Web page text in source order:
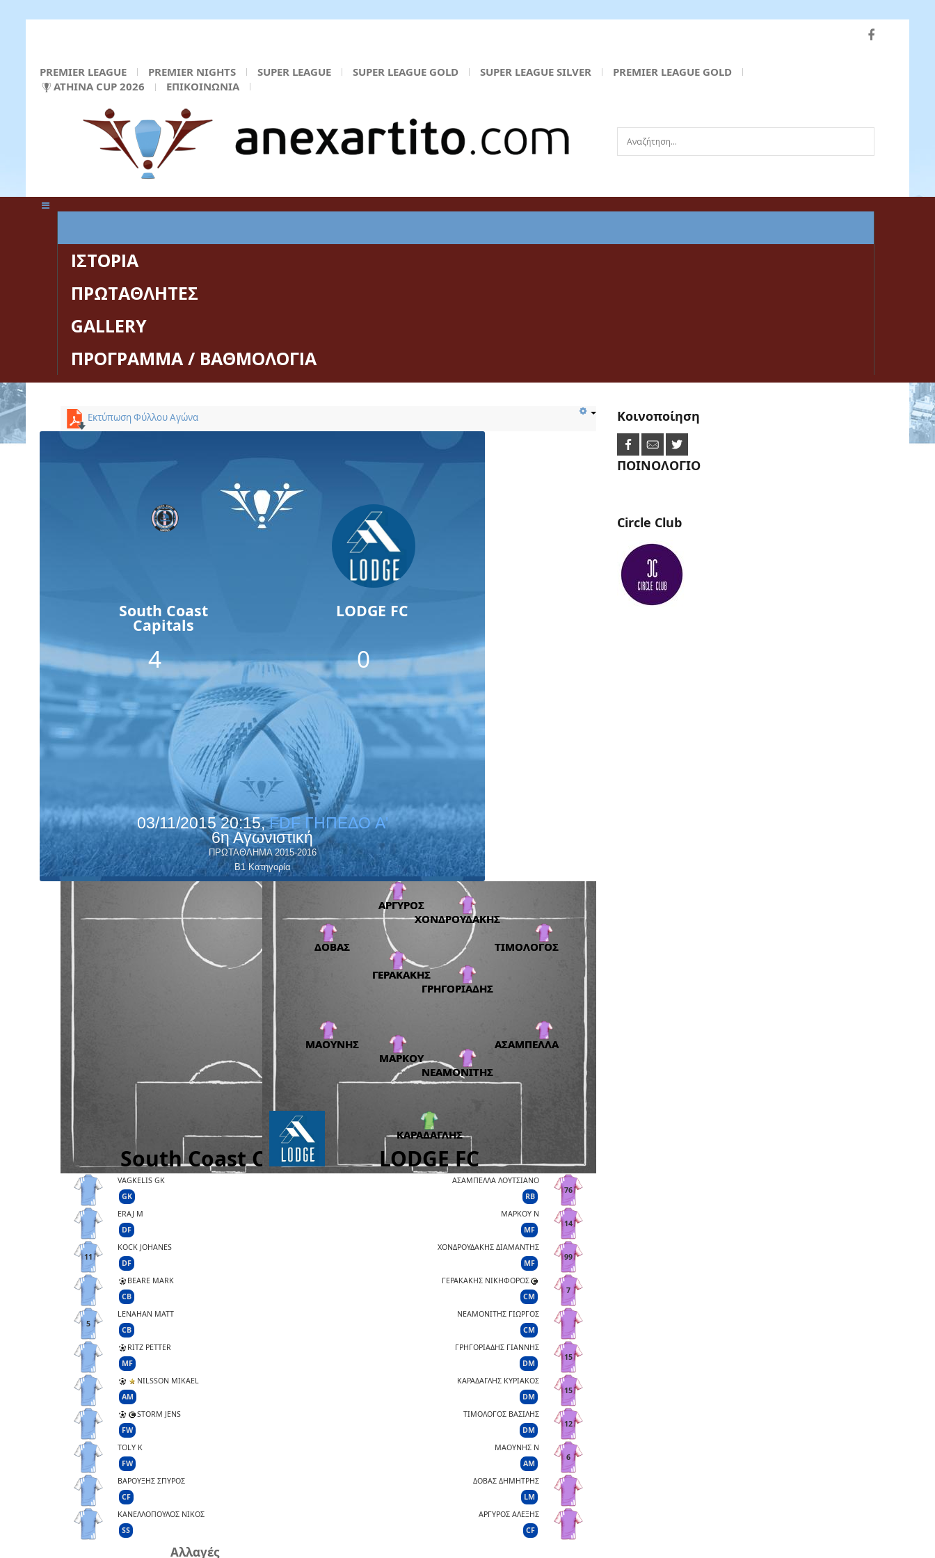
PREMIER LEAGUE PREMIER NIGHTS SUPER LEAGUE SUPER LEAGUE GOLD SUPER LEAGUE SILVER
PREMIER LEAGUE GOLD
ATHINA CUP 2026
ΕΠΙΚΟΙΝΩΝΙΑ
Αναζήτηση...
ΙΣΤΟΡΙΑ
ΠΡΩΤΑΘΛΗΤΕΣ
GALLERY
ΠΡΟΓΡΑΜΜΑ / ΒΑΘΜΟΛΟΓΙΑ
Εκτύπωση Φύλλου Αγώνα
South Coast
Capitals
4
LODGE FC
0
03/11/2015 20:15,FDF ΓΗΠΕΔΟ A'
6η Αγωνιστική
ΠΡΩΤΑΘΛΗΜΑ 2015-2016
Β1 Κατηγορία
VAGKELIS GK
GK
ERAJ M
DF
11
KOCK JOHANES
DF
BEARE MARK
CB
5
LENAHAN MATT
CB
RITZ PETTER
MF
NILSSON MIKAEL
AM
STORM JENS
FW
TOLY K
FW
ΒΑΡΟΥΞΗΣ ΣΠΥΡΟΣ
CF
ΚΑΝΕΛΛΟΠΟΥΛΟΣ NIKOΣ
SS
Αλλαγές
76
ΑΣΑΜΠΕΛΛΑ ΛΟΥΤΣΙΑΝΟ
RB
14
ΜΑΡΚΟΥ Ν
MF
99
ΧΟΝΔΡΟΥΔΑΚΗΣ ΔΙΑΜΑΝΤΗΣ
MF
7
ΓΕΡΑΚΑΚΗΣ ΝΙΚΗΦΟΡΟΣ
CM
ΝΕΑΜΟΝΙΤΗΣ ΓΙΩΡΓΟΣ
CM
15
ΓΡΗΓΟΡΙΑΔΗΣ ΓΙΑΝΝΗΣ
DM
15
ΚΑΡΑΔΑΓΛΗΣ ΚΥΡΙΑΚΟΣ
DM
12
ΤΙΜΟΛΟΓΟΣ ΒΑΣΙΛΗΣ
DM
6
ΜΑΟΥΝΗΣ Ν
AM
ΔΟΒΑΣ ΔΗΜΗΤΡΗΣ
LM
ΑΡΓΥΡΟΣ ΑΛΕΞΗΣ
CF
Κοινοποίηση
ΠΟΙΝΟΛΟΓΙΟ
Circle Club